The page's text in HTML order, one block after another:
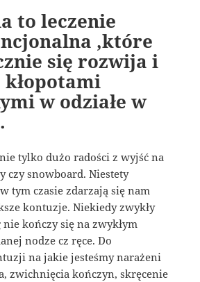
to leczenie
,które
się rozwija i
kłopotami
w odziałe w
tylko dużo radości z wyjść na
czy snowboard. Niestety
tym czasie zdarzają się nam
kontuzje. Niekiedy zwykły
kończy się na zwykłym
nodze cz ręce. Do
na jakie jesteśmy narażeni
zwichnięcia kończyn, skręcenie